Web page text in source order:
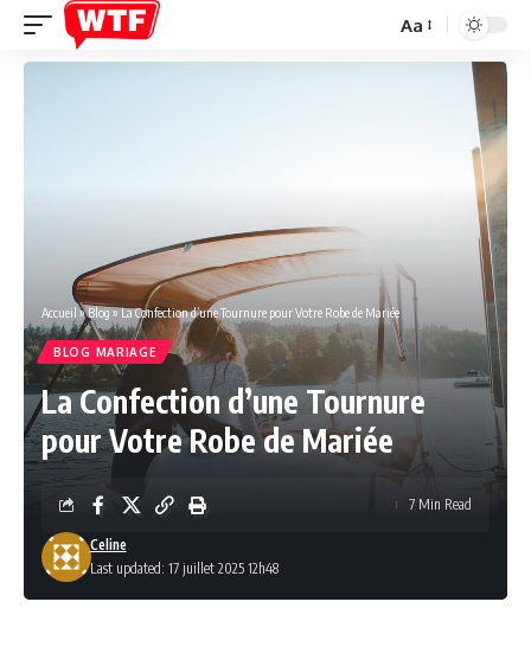
Font
Resizer
Aa
Accueil »Blog»La Confection d’une Tournure pour Votre Robe de Mariée
BLOG MARIAGE
La Confection d’une Tournure
pour Votre Robe de Mariée
Last updated: 17 juillet 2025 12h48
Celine
7 Min Read